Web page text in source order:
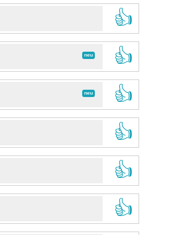
👍
neu
👍
neu
👍
👍
👍
👍